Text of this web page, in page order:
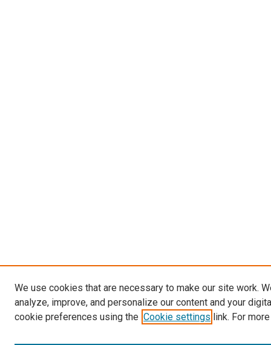
We use cookies that are necessary to make our site work.
analyze, improve, and personalize our content and your
cookie preferences using the Cookie settings link. For